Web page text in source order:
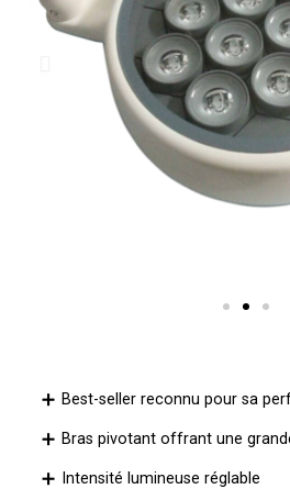
Best-seller reconnu pour sa
Bras pivotant offrant une
Intensité lumineuse réglable